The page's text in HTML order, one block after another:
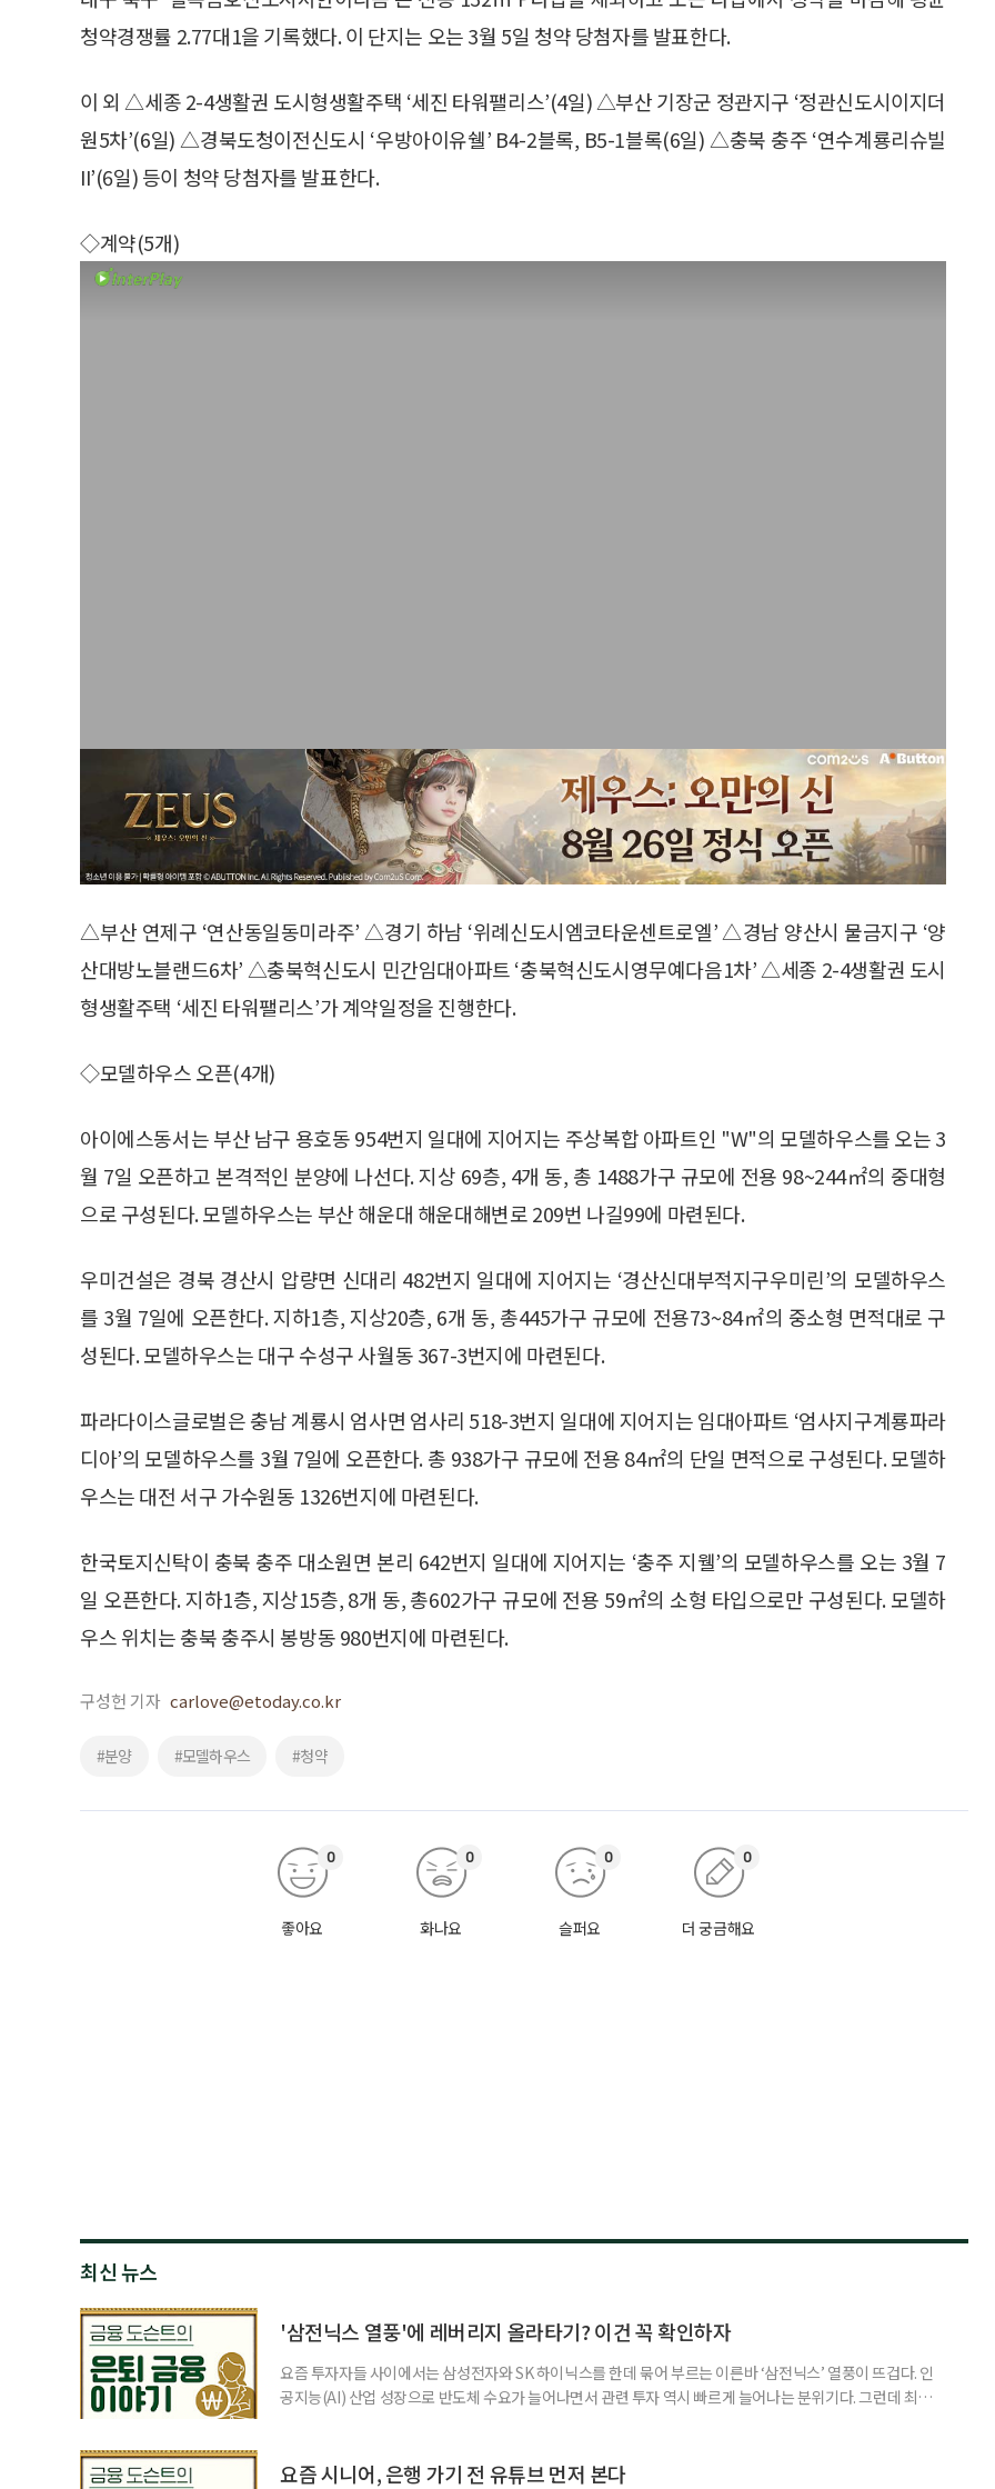
청약경쟁률 2.77대1을 기록했다. 이 단지는 오는 3월 5일 청약 당첨자를 발표한다.
이 외 △세종 2-4생활권 도시형생활주택 ‘세진 타워팰리스’(4일) △부산 기장군 정관지구 ‘정관신도시이지더
원5차’(6일) △경북도청이전신도시 ‘우방아이유쉘’ B4-2블록, B5-1블록(6일) △충북 충주 ‘연수계룡리슈빌
II’(6일) 등이 청약 당첨자를 발표한다.
◇계약(5개)
△부산 연제구 ‘연산동일동미라주’ △경기 하남 ‘위례신도시엠코타운센트로엘’ △경남 양산시 물금지구 ‘양
산대방노블랜드6차’ △충북혁신도시 민간임대아파트 ‘충북혁신도시영무예다음1차’ △세종 2-4생활권 도시
형생활주택 ‘세진 타워팰리스’가 계약일정을 진행한다.
◇모델하우스 오픈(4개)
아이에스동서는 부산 남구 용호동 954번지 일대에 지어지는 주상복합 아파트인 "W"의 모델하우스를 오는 3
월 7일 오픈하고 본격적인 분양에 나선다. 지상 69층, 4개 동, 총 1488가구 규모에 전용 98~244㎡의 중대형
으로 구성된다. 모델하우스는 부산 해운대 해운대해변로 209번 나길99에 마련된다.
우미건설은 경북 경산시 압량면 신대리 482번지 일대에 지어지는 ‘경산신대부적지구우미린’의 모델하우스
를 3월 7일에 오픈한다. 지하1층, 지상20층, 6개 동, 총445가구 규모에 전용73~84㎡의 중소형 면적대로 구
성된다. 모델하우스는 대구 수성구 사월동 367-3번지에 마련된다.
파라다이스글로벌은 충남 계룡시 엄사면 엄사리 518-3번지 일대에 지어지는 임대아파트 ‘엄사지구계룡파라
디아’의 모델하우스를 3월 7일에 오픈한다. 총 938가구 규모에 전용 84㎡의 단일 면적으로 구성된다. 모델하
우스는 대전 서구 가수원동 1326번지에 마련된다.
한국토지신탁이 충북 충주 대소원면 본리 642번지 일대에 지어지는 ‘충주 지웰’의 모델하우스를 오는 3월 7
일 오픈한다. 지하1층, 지상15층, 8개 동, 총602가구 규모에 전용 59㎡의 소형 타입으로만 구성된다. 모델하
우스 위치는 충북 충주시 봉방동 980번지에 마련된다.
구성헌 기자 carlove@etoday.co.kr
#분양 #모델하우스 #청약
좋아요
0
화나요
0
슬퍼요
0
더 궁금해요
0
최신 뉴스
'삼전닉스 열풍'에 레버리지 올라타기? 이건 꼭 확인하자
요즘 투자자들 사이에서는 삼성전자와 SK 하이닉스를 한데 묶어 부르는 이른바 ‘삼전닉스’ 열풍이 뜨겁다. 인
공지능(AI) 산업 성장으로 반도체 수요가 늘어나면서 관련 투자 역시 빠르게 늘어나는 분위기다. 그런데 최근
투자자라면 반드시 알아야 할 핵심 위험 요소를 짚어본다. 수익도 2배, 손실도 2배… 레버리지의 두 얼
요즘 시니어, 은행 가기 전 유튜브 먼저 본다